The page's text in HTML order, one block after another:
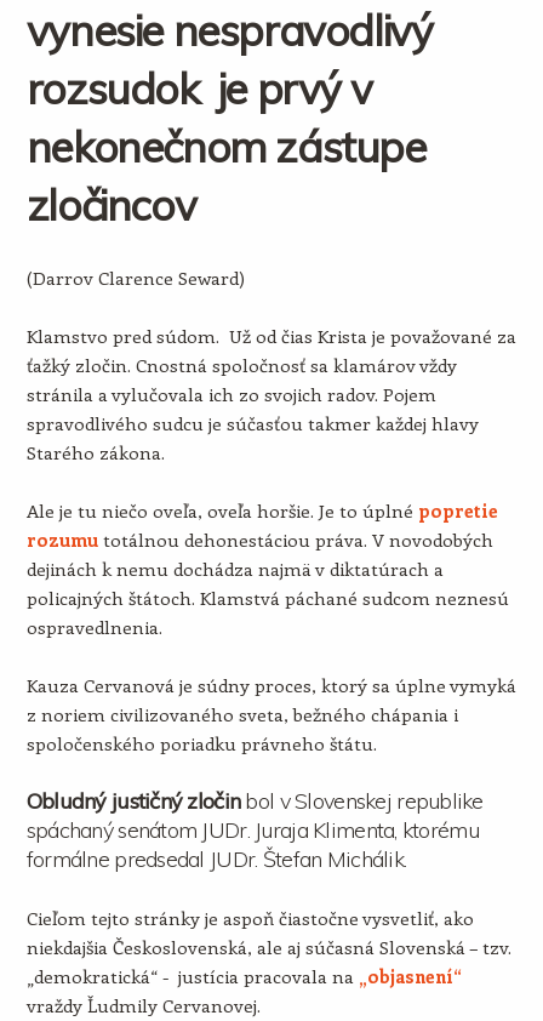
vynesie nespravodlivý
rozsudok je prvý v
nekonečnom zástupe
zločincov
(Darrov Clarence Seward)
Klamstvo pred súdom. Už od čias Krista je považované za
ťažký zločin. Cnostná spoločnosť sa klamárov vždy
stránila a vylučovala ich zo svojich radov. Pojem
spravodlivého sudcu je súčasťou takmer každej hlavy
Starého zákona.
Ale je tu niečo oveľa, oveľa horšie. Je to úplné popretie
rozumutotálnou dehonestáciou práva. V novodobých
dejinách k nemu dochádza najmä v diktatúrach a
policajných štátoch. Klamstvá páchané sudcom neznesú
ospravedlnenia.
Kauza Cervanová je súdny proces, ktorý sa úplne vymyká
z noriem civilizovaného sveta, bežného chápania i
spoločenského poriadku právneho štátu.
Obludný justičný zločinbol v Slovenskej republike
spáchaný senátom JUDr. Juraja Klimenta, ktorému
formálne predsedal JUDr. Štefan Michálik.
Cieľom tejto stránky je aspoň čiastočne vysvetliť, ako
niekdajšia Československá, ale aj súčasná Slovenská – tzv.
„demokratická“ - justícia pracovala na „objasnení“
vraždy Ľudmily Cervanovej.